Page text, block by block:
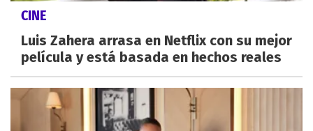
CINE
Luis Zahera arrasa en Netflix con su mejor
película y está basada en hechos reales